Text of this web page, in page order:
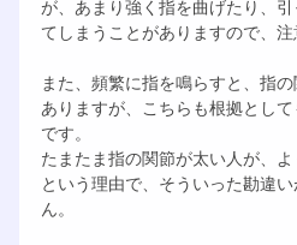
が、あまり強く指を曲げたり、
てしまうことがありますので、注
また、頻繁に指を鳴らすと、指
ありますが、こちらも根拠とし
です。
たまたま指の関節が太い人が、
という理由で、そういった勘違
ん。